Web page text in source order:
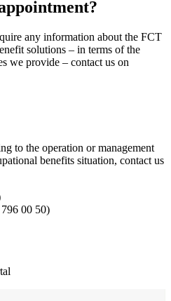
any information about the FCT
solutions – in terms of the
we provide – contact us on
to the operation or management
benefits situation, contact us
00 50)